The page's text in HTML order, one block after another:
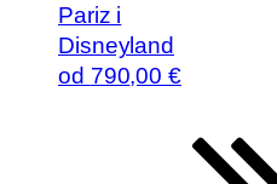
Pariz i
Disneyland
od 790,00 €